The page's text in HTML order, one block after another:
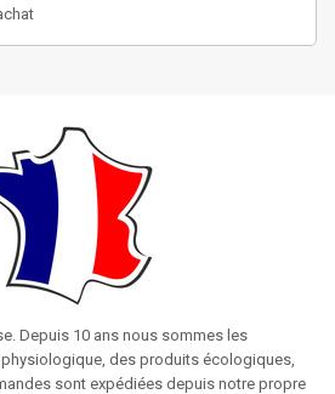
Depuis 10 ans nous sommes les
des produits écologiques,
sont expédiées depuis notre propre